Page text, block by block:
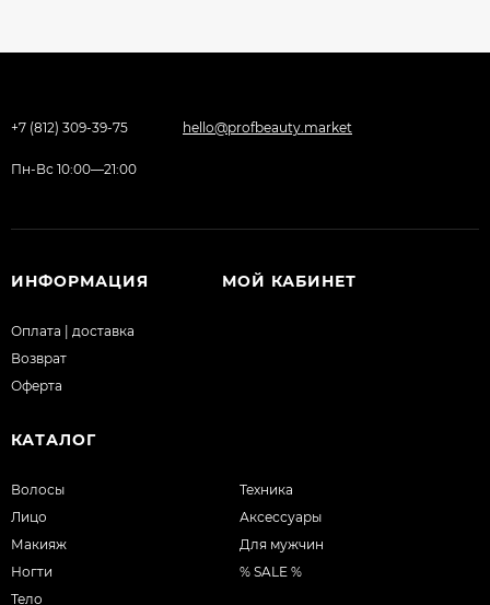
+7 (812) 309-39-75 hello@profbeauty.market
Пн-Вс 10:00—21:00
ИНФОРМАЦИЯ
Оплата | доставка
Возврат
Оферта
МОЙ КАБИНЕТ
КАТАЛОГ
Волосы
Лицо
Макияж
Ногти
Тело
Техника
Аксессуары
Для мужчин
% SALE %